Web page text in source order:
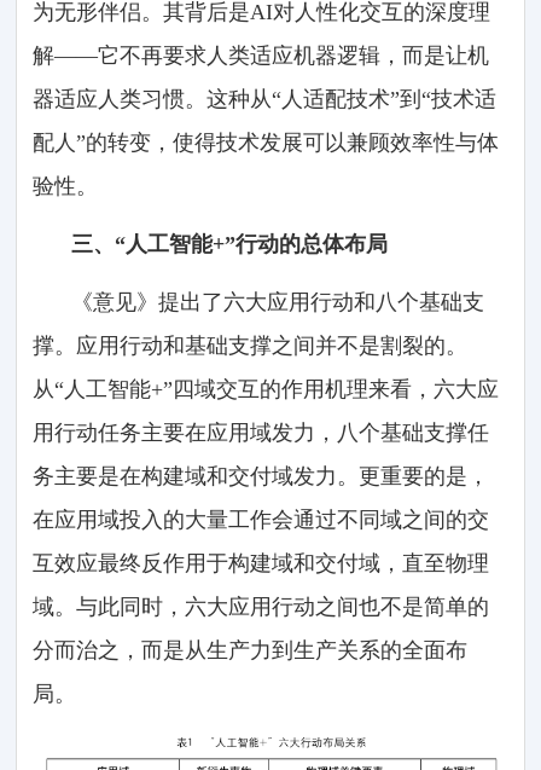
为无形伴侣。其背后是AI对人性化交互的深度理
解——它不再要求人类适应机器逻辑，而是让机
器适应人类习惯。这种从“人适配技术”到“技术适
配人”的转变，使得技术发展可以兼顾效率性与体
验性。
三、“人工智能+”行动的总体布局
《意见》提出了六大应用行动和八个基础支
撑。应用行动和基础支撑之间并不是割裂的。
从“人工智能+”四域交互的作用机理来看，六大应
用行动任务主要在应用域发力，八个基础支撑任
务主要是在构建域和交付域发力。更重要的是，
在应用域投入的大量工作会通过不同域之间的交
互效应最终反作用于构建域和交付域，直至物理
域。与此同时，六大应用行动之间也不是简单的
分而治之，而是从生产力到生产关系的全面布
局。